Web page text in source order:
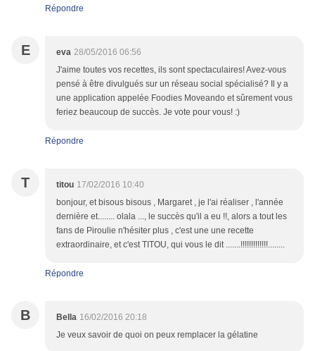
Répondre
E eva 28/05/2016 06:56
J'aime toutes vos recettes, ils sont spectaculaires! Avez-vous
pensé à être divulgués sur un réseau social spécialisé? Il y a
une application appelée Foodies Moveando et sûrement vous
feriez beaucoup de succès. Je vote pour vous! :)
Répondre
T titou 17/02/2016 10:40
bonjour, et bisous bisous , Margaret , je l'ai réaliser , l'année
dernière et........ olala ..., le succès qu'il a eu !!, alors a tout les
fans de Piroulie n'hésiter plus , c'est une une recette
extraordinaire, et c'est TITOU, qui vous le dit .......!!!!!!!!!!!!!........
Répondre
B Bella 16/02/2016 20:18
Je veux savoir de quoi on peux remplacer la gélatine